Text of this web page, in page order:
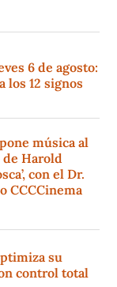
6 de agosto:
los 12 signos
música al
de Harold
con el Dr.
CCCCinema
su
control total